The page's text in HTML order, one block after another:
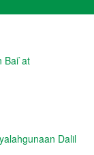
Bai`at
Dalil